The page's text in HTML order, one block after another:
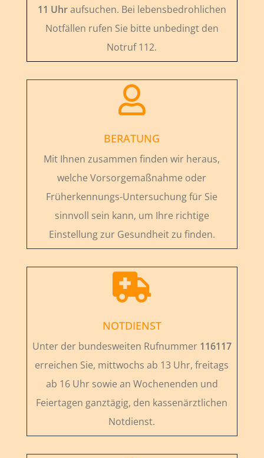
11 Uhraufsuchen. Bei lebensbedrohlichen
Notfällen rufen Sie bitte unbedingt den
Notruf 112.

BERATUNG
Mit Ihnen zusammen finden wir heraus,
welche Vorsorgemaßnahme oder
Früherkennungs-Untersuchung für Sie
sinnvoll sein kann, um Ihre richtige
Einstellung zur Gesundheit zu finden.

NOTDIENST
Unter der bundesweiten Rufnummer 116117
erreichen Sie, mittwochs ab 13 Uhr, freitags
ab 16 Uhr sowie an Wochenenden und
Feiertagen ganztägig, den kassenärztlichen
Notdienst.